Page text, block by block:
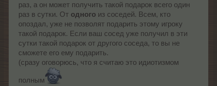
раз, а он может получить такой подарок всего один
раз в сутки. От одного из соседей. Всем, кто
опоздал, уже не позволят подарить этому игроку
такой подарок. Если ваш сосед уже получил в эти
сутки такой подарок от другого соседа, то вы не
сможете его ему подарить.
(сразу оговорюсь, что я считаю это идиотизмом
полным